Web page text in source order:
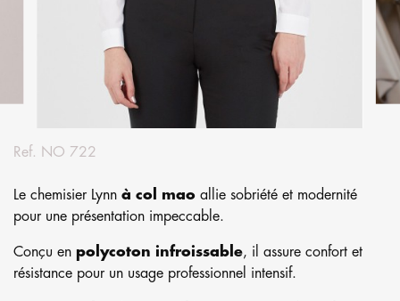
Ref. NO 722
Le chemisier Lynn à col mao allie sobriété et modernité
pour une présentation impeccable.
Conçu en polycoton infroissable, il assure confort et
résistance pour un usage professionnel intensif.